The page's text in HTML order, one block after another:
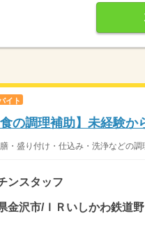
イト
食の調理補助】未経験
・盛り付け・仕込み・洗浄などの
ンスタッフ
金沢市/ＩＲいしかわ鉄道野